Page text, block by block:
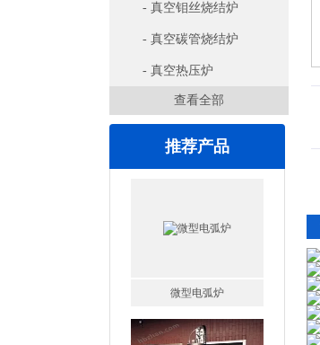
- 真空钼丝烧结炉
- 真空碳管烧结炉
- 真空热压炉
查看全部
推荐产品
微型电弧炉